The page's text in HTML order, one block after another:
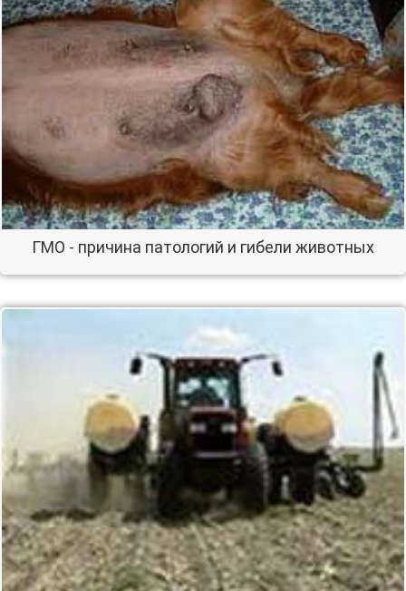
ГМО - причина патологий и гибели животных